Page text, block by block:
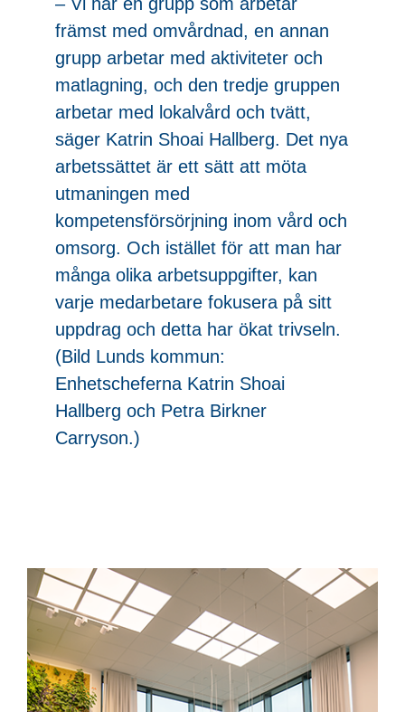
främst med omvårdnad, en annan
grupp arbetar med aktiviteter och
matlagning, och den tredje gruppen
arbetar med lokalvård och tvätt,
säger Katrin Shoai Hallberg. Det nya
arbetssättet är ett sätt att möta
utmaningen med
kompetensförsörjning inom vård och
omsorg. Och istället för att man har
många olika arbetsuppgifter, kan
varje medarbetare fokusera på sitt
uppdrag och detta har ökat trivseln.
(Bild Lunds kommun:
Enhetscheferna Katrin Shoai
Hallberg och Petra Birkner
Carryson.)